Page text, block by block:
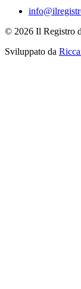
© 2026 Il Registro
Sviluppato da